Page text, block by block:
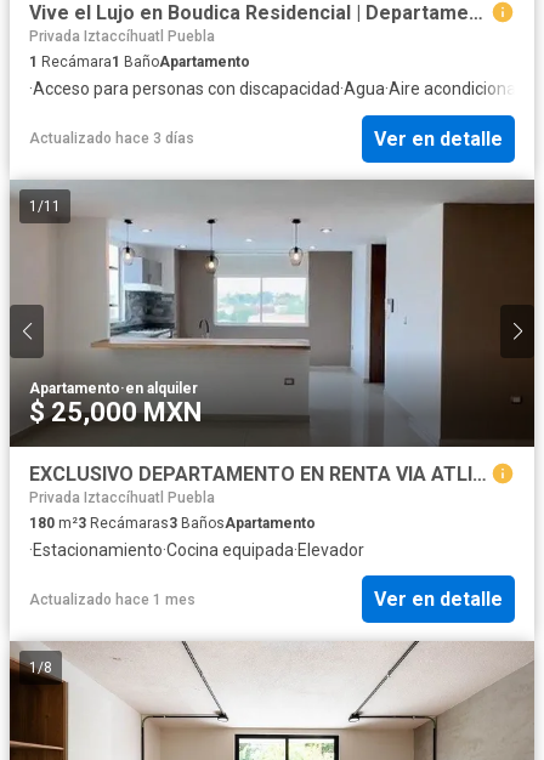
Vive el Lujo en Boudica Residencial | Departamento en Renta
Privada Iztaccíhuatl Puebla
1 Recámara1 BañoApartamento
·Acceso para personas con discapacidad·Agua·Aire acondicionado
Actualizado hace 3 días Ver en detalle
1 /11
Apartamento·en alquiler
$ 25,000 MXN
EXCLUSIVO DEPARTAMENTO EN RENTA VIA ATLIXCAYOTL TORRE W
Privada Iztaccíhuatl Puebla
180 m²3 Recámaras3 BañosApartamento
·Estacionamiento·Cocina equipada·Elevador
Actualizado hace 1 mes Ver en detalle
1/8